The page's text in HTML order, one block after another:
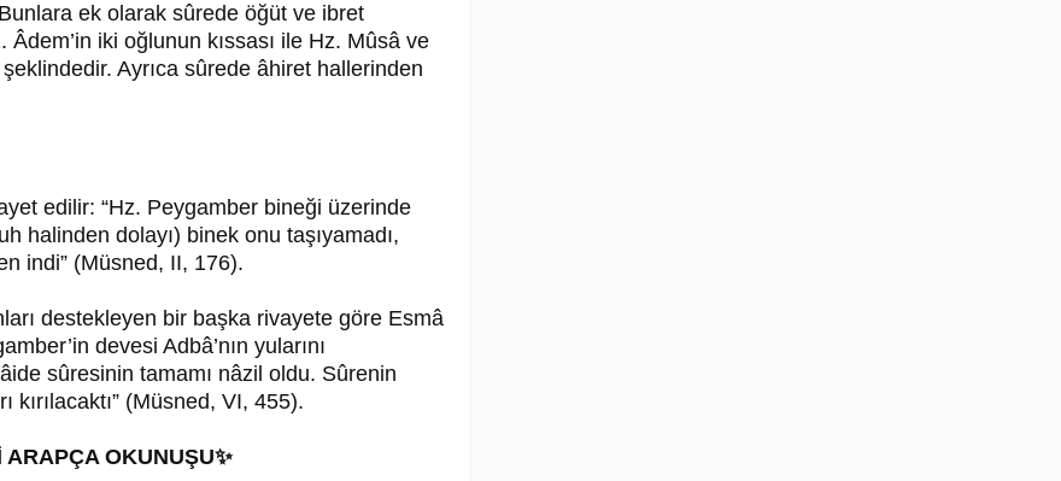
ek olarak sûrede öğüt ve ibret
Âdem’in iki oğlunun kıssası ile Hz. Mûsâ ve
Ayrıca sûrede âhiret hallerinden
edilir: “Hz. Peygamber bineği üzerinde
halinden dolayı) binek onu taşıyamadı,
indi” (Müsned, II, 176).
destekleyen bir başka rivayete göre Esmâ
devesi Adbâ’nın yularını
sûresinin tamamı nâzil oldu. Sûrenin
kırılacaktı” (Müsned, VI, 455).
ARAPÇA OKUNUŞU✨